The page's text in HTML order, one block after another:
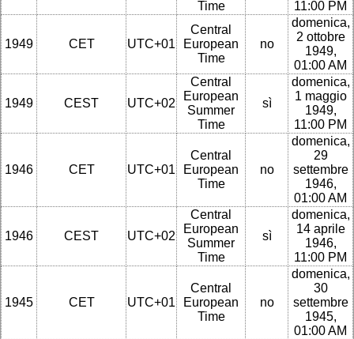
Time 11:00 PM
1949 CET UTC+01
Central
European
Time
no
domenica,
2 ottobre
1949,
01:00 AM
1949 CEST UTC+02
Central
European
Summer
Time
sì
domenica,
1 maggio
1949,
11:00 PM
1946 CET UTC+01
Central
European
Time
no
domenica,
29
settembre
1946,
01:00 AM
1946 CEST UTC+02
Central
European
Summer
Time
sì
domenica,
14 aprile
1946,
11:00 PM
1945 CET UTC+01
Central
European
Time
no
domenica,
30
settembre
1945,
01:00 AM